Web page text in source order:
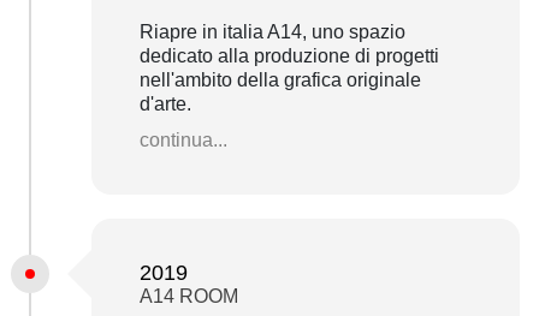
Riapre in italia A14, uno spazio
dedicato alla produzione di progetti
nell'ambito della grafica originale
d'arte.
continua...
2019
A14 ROOM